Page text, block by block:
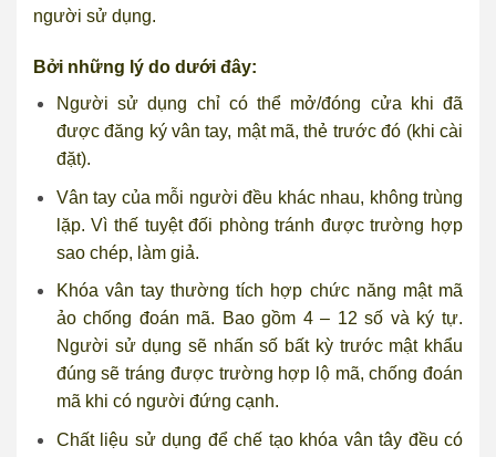
người sử dụng.
Bởi những lý do dưới đây:
Người sử dụng chỉ có thể mở/đóng cửa khi đã
được đăng ký vân tay, mật mã, thẻ trước đó (khi cài
đặt).
Vân tay của mỗi người đều khác nhau, không trùng
lặp. Vì thế tuyệt đối phòng tránh được trường hợp
sao chép, làm giả.
Khóa vân tay thường tích hợp chức năng mật mã
ảo chống đoán mã. Bao gồm 4 – 12 số và ký tự.
Người sử dụng sẽ nhấn số bất kỳ trước mật khẩu
đúng sẽ tráng được trường hợp lộ mã, chống đoán
mã khi có người đứng cạnh.
Chất liệu sử dụng để chế tạo khóa vân tây đều có